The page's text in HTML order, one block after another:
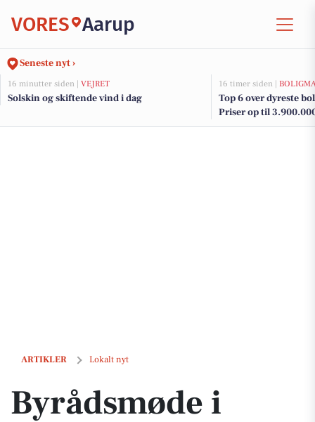
VORES Aarup
Seneste nyt ›
16 minutter siden | VEJRET
Solskin og skiftende vind i dag
16 timer siden |
Top 6 over dyreste
Priser op til
ARTIKLER Lokalt nyt
Byrådsmøde i Assens Kommune åbent for offentligheden med
Byrådsmøde i